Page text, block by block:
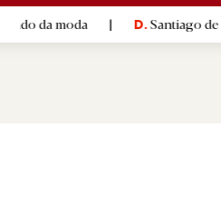
| D.Santiago de Compostela